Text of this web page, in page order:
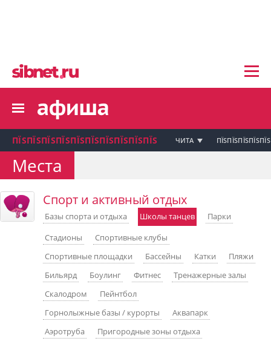
пїЅпїЅпїЅпїЅпїЅпїЅпїЅпїЅ
пїЅпїЅпїЅпїЅпїЅпїЅпїЅ
пїЅпїЅпїЅпїЅпїЅ
пїЅпїЅпїЅ пїЅпїЅпїЅпїЅпїЅпїЅпїЅ
пїЅпїЅпїЅ пїЅпїЅпїЅпїЅпїЅпїЅпїЅ
пїЅпїЅпїЅ
пїЅпїЅпїЅпїЅпїЅпїЅпїЅпїЅпїЅпїЅпїЅ
пїЅпїЅпїЅ
пїЅпїЅпїЅ пїЅпїЅпїЅпїЅпїЅпїЅпїЅ
пїЅпїЅпїЅ пїЅпїЅпїЅпїЅпїЅпїЅпїЅ
пїЅпїЅпїЅ
пїЅпїЅпїЅпїЅпїЅпїЅпїЅпїЅпїЅ
пїЅпїЅпїЅ пїЅпїЅпїЅпїЅпїЅ
пїЅпїЅпїЅ пїЅпїЅпїЅпїЅпїЅпїЅ
пїЅпїЅпїЅпїЅпїЅ
пїЅпїЅпїЅпїЅпїЅпїЅпїЅпїЅпїЅпїЅ
ПЇЅПЇЅПЇЅПЇЅПЇЅПЇЅПЇЅПЇЅПЇЅПЇЅ ЧИТА
Места
Спорт и активный отдых
Базы спорта и отдыха Школы танцев
Парки
Стадионы
Спортивные клубы
Спортивные площадки
Бассейны Катки
Пляжи
Бильярд
Боулинг Фитнес
Тренажерные залы
Скалодром
Пейнтбол
Горнолыжные базы / курорты
Аквапарк
Аэротруба
Пригородные зоны отдыха